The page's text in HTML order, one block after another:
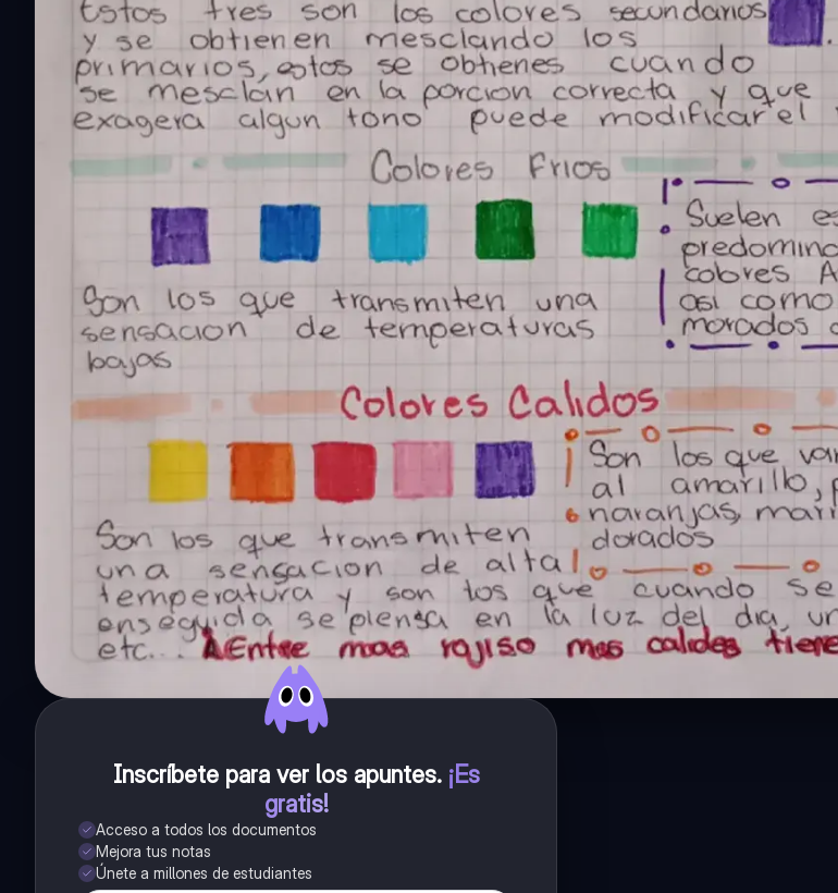
Inscríbete para ver los apuntes. ¡Es
gratis!
Acceso a todos los documentos
Mejora tus notas
Únete a millones de estudiantes